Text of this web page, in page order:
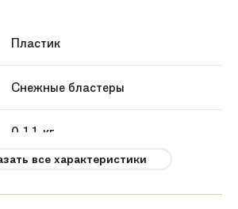
Пластик
Снежные бластеры
0.11 кг
все характеристики